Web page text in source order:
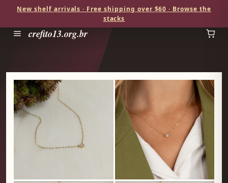
New shelf arrivals · Free shipping over $60 · Browse the
stacks
crefito13.org.br